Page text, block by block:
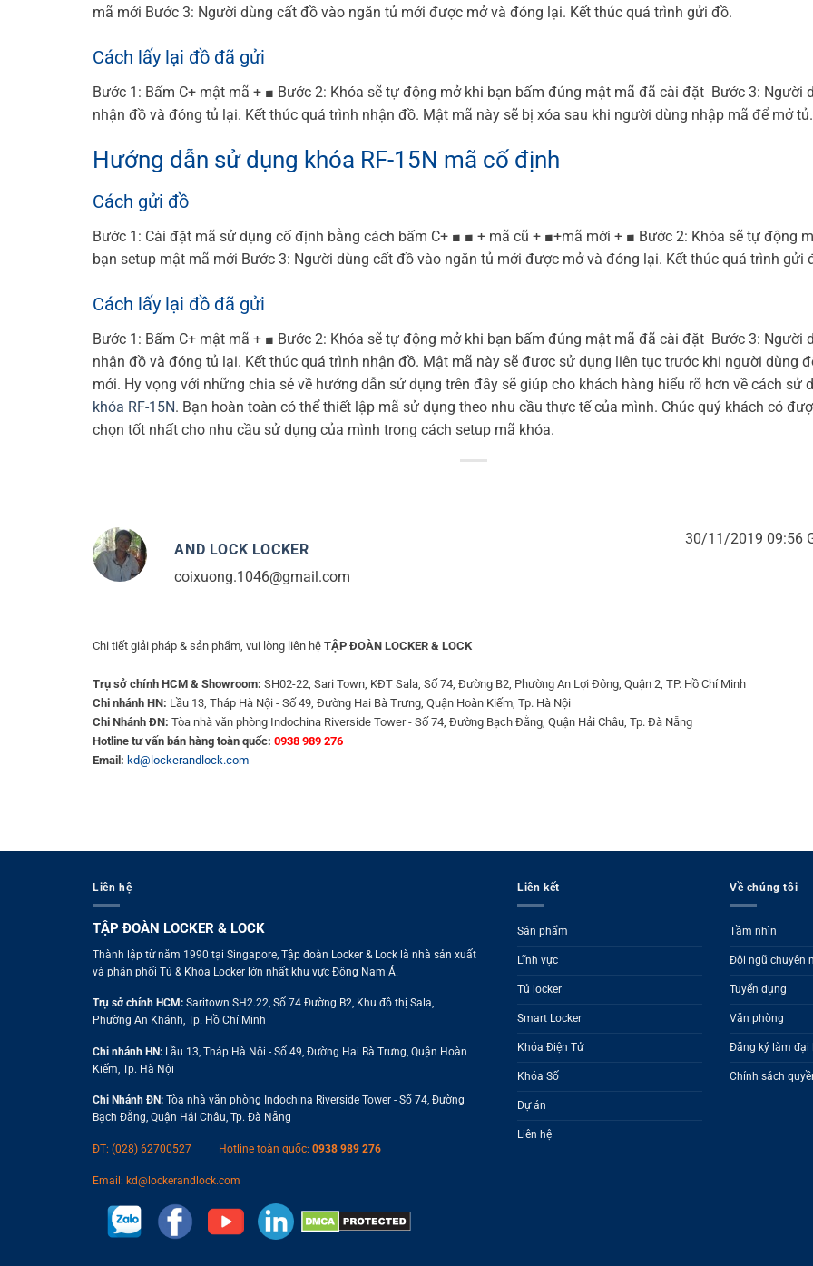
mã mới Bước 3: Người dùng cất đồ vào ngăn tủ mới được mở và đóng lại. Kết thúc quá trình gửi đồ.
Cách lấy lại đồ đã gửi
Bước 1: Bấm C+ mật mã + ■ Bước 2: Khóa sẽ tự động mở khi bạn bấm đúng mật mã đã cài đặt Bước 3: Người
nhận đồ và đóng tủ lại. Kết thúc quá trình nhận đồ. Mật mã này sẽ bị xóa sau khi người dùng nhập mã để mở tủ.
Hướng dẫn sử dụng khóa RF-15N mã cố định
Cách gửi đồ
Bước 1: Cài đặt mã sử dụng cố định bằng cách bấm C+ ■ ■ + mã cũ + ■+mã mới + ■ Bước 2: Khóa sẽ tự động
bạn setup mật mã mới Bước 3: Người dùng cất đồ vào ngăn tủ mới được mở và đóng lại. Kết thúc quá trình gửi
Cách lấy lại đồ đã gửi
Bước 1: Bấm C+ mật mã + ■ Bước 2: Khóa sẽ tự động mở khi bạn bấm đúng mật mã đã cài đặt Bước 3: Người
nhận đồ và đóng tủ lại. Kết thúc quá trình nhận đồ. Mật mã này sẽ được sử dụng liên tục trước khi người dùng
mới. Hy vọng với những chia sẻ về hướng dẫn sử dụng trên đây sẽ giúp cho khách hàng hiểu rõ hơn về cách sử
khóa RF-15N. Bạn hoàn toàn có thể thiết lập mã sử dụng theo nhu cầu thực tế của mình. Chúc quý khách có
chọn tốt nhất cho nhu cầu sử dụng của mình trong cách setup mã khóa.
AND LOCK LOCKER
coixuong.1046@gmail.com
30/11/2019 09:56
Chi tiết giải pháp & sản phẩm, vui lòng liên hệ TẬP ĐOÀN LOCKER & LOCK
Trụ sở chính HCM & Showroom: SH02-22, Sari Town, KĐT Sala, Số 74, Đường B2, Phường An Lợi Đông, Quận 2, TP. Hồ Chí Minh
Chi nhánh HN: Lầu 13, Tháp Hà Nội - Số 49, Đường Hai Bà Trưng, Quận Hoàn Kiếm, Tp. Hà Nội
Chi Nhánh ĐN: Tòa nhà văn phòng Indochina Riverside Tower - Số 74, Đường Bạch Đằng, Quận Hải Châu, Tp. Đà Nẵng
Hotline tư vấn bán hàng toàn quốc: 0938 989 276
Email: kd@lockerandlock.com
Liên hệ
TẬP ĐOÀN LOCKER & LOCK
Thành lập từ năm 1990 tại Singapore, Tập đoàn Locker & Lock là nhà sản xuất
và phân phối Tủ & Khóa Locker lớn nhất khu vực Đông Nam Á.
Trụ sở chính HCM:Saritown SH2.22, Số 74 Đường B2, Khu đô thị Sala,
Phường An Khánh, Tp. Hồ Chí Minh
Chi nhánh HN:Lầu 13, Tháp Hà Nội - Số 49, Đường Hai Bà Trưng, Quận Hoàn
Kiếm, Tp. Hà Nội
Chi Nhánh ĐN:Tòa nhà văn phòng Indochina Riverside Tower - Số 74, Đường
Bạch Đằng, Quận Hải Châu, Tp. Đà Nẵng
ĐT: (028) 62700527 Hotline toàn quốc: 0938 989 276
Email: kd@lockerandlock.com
Liên kết
Sản phẩm
Lĩnh vực
Tủ locker
Smart Locker
Khóa Điện Tử
Khóa Số
Dự án
Liên hệ
Về chúng tôi
Tầm nhìn
Đội ngũ chuyên
Tuyển dụng
Văn phòng
Đăng ký làm đại
Chính sách